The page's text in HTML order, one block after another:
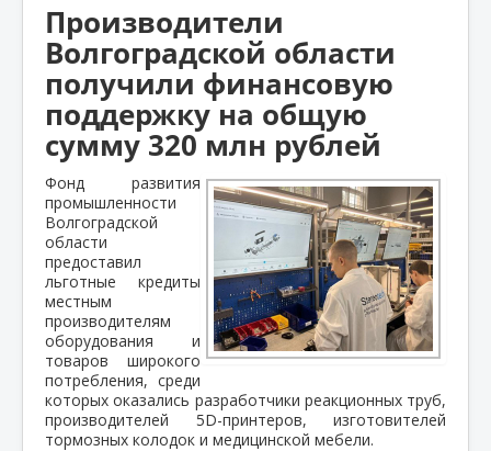
Производители
Волгоградской области
получили финансовую
поддержку на общую
сумму 320 млн рублей
Фонд развития
промышленности
Волгоградской
области
предоставил
льготные кредиты
местным
производителям
оборудования и
товаров широкого
потребления, среди
которых оказались разработчики реакционных труб,
производителей 5D-принтеров, изготовителей
тормозных колодок и медицинской мебели.